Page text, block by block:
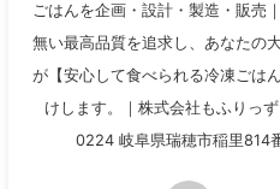
ごはんを企画・設計・製造・販売
無い最高品質を追求し、あなたの
が【安心して食べられる冷凍ごは
けします。｜株式会社もふりっ
0224 岐阜県瑞穂市稲里814